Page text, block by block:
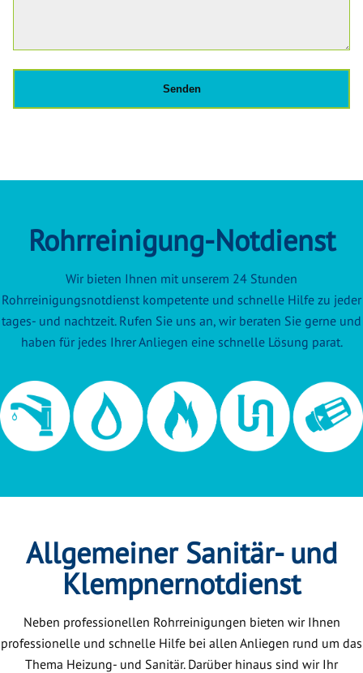
Rohrreinigung-Notdienst
Wir bieten Ihnen mit unserem 24 Stunden
Rohrreinigungsnotdienst kompetente und schnelle Hilfe zu jeder
tages- und nachtzeit. Rufen Sie uns an, wir beraten Sie gerne und
haben für jedes Ihrer Anliegen eine schnelle Lösung parat.
Allgemeiner Sanitär- und
Klempnernotdienst
Neben professionellen Rohrreinigungen bieten wir Ihnen
professionelle und schnelle Hilfe bei allen Anliegen rund um das
Thema Heizung- und Sanitär. Darüber hinaus sind wir Ihr